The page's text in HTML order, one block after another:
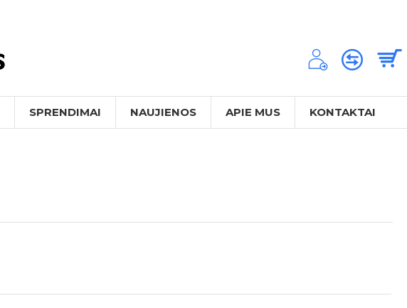
SPRENDIMAI NAUJIENOS APIE MUS KONTAKTAI